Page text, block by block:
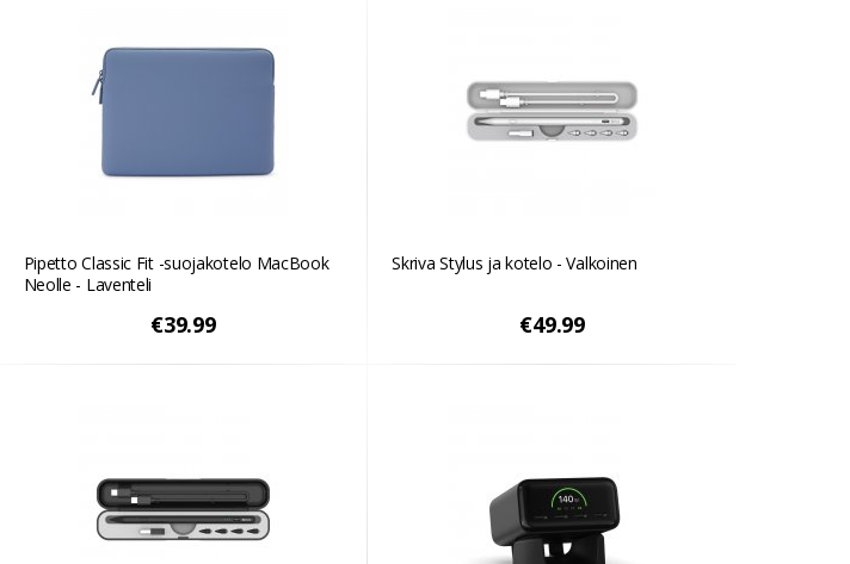
Pipetto Classic Fit -suojakotelo MacBook
Neolle - Laventeli
€39.99
Skriva Stylus ja kotelo - Valkoinen
€49.99